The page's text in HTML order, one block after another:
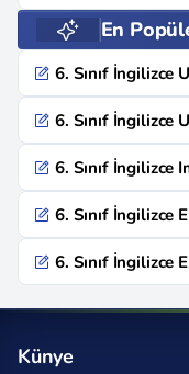
En
6. Sınıf İngilizce
6. Sınıf İngilizce
6. Sınıf İngilizce
6. Sınıf İngilizce
6. Sınıf İngilizce
Künye